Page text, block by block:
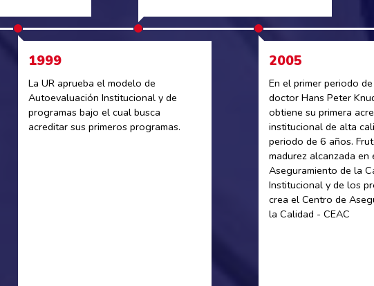
1999
La UR aprueba el modelo de
Autoevaluación Institucional y de
programas bajo el cual busca
acreditar sus primeros programas.
2005
En el primer periodo
doctor Hans Peter
obtiene su primera
institucional de alta
periodo de 6 años.
madurez alcanzada en
Aseguramiento de la
Institucional y de los
crea el Centro de
la Calidad - CEAC